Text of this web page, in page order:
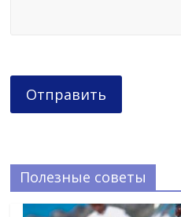
Полезные советы